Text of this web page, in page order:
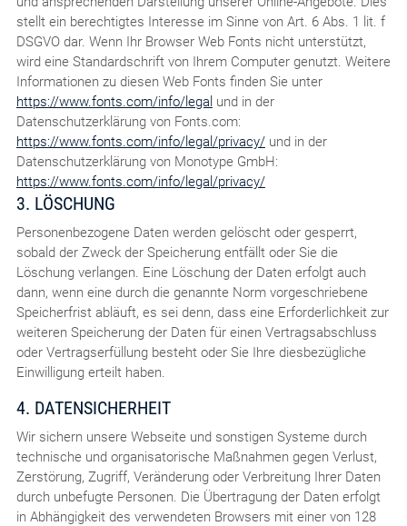
stellt ein berechtigtes Interesse im Sinne von Art. 6 Abs. 1 lit. f
DSGVO dar. Wenn Ihr Browser Web Fonts nicht unterstützt,
wird eine Standardschrift von Ihrem Computer genutzt. Weitere
Informationen zu diesen Web Fonts finden Sie unter
https://www.fonts.com/info/legal und in der
Datenschutzerklärung von Fonts.com:
https://www.fonts.com/info/legal/privacy/und in der
Datenschutzerklärung von Monotype GmbH:
https://www.fonts.com/info/legal/privacy/
3. LÖSCHUNG
Personenbezogene Daten werden gelöscht oder gesperrt,
sobald der Zweck der Speicherung entfällt oder Sie die
Löschung verlangen. Eine Löschung der Daten erfolgt auch
dann, wenn eine durch die genannte Norm vorgeschriebene
Speicherfrist abläuft, es sei denn, dass eine Erforderlichkeit zur
weiteren Speicherung der Daten für einen Vertragsabschluss
oder Vertragserfüllung besteht oder Sie Ihre diesbezügliche
Einwilligung erteilt haben.
4. DATENSICHERHEIT
Wir sichern unsere Webseite und sonstigen Systeme durch
technische und organisatorische Maßnahmen gegen Verlust,
Zerstörung, Zugriff, Veränderung oder Verbreitung Ihrer Daten
durch unbefugte Personen. Die Übertragung der Daten erfolgt
in Abhängigkeit des verwendeten Browsers mit einer von 128